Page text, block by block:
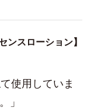
ンスローション】
使用していま
」